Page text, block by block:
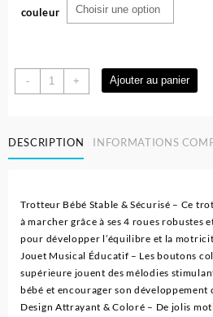
couleur
-
quantité
de
Tapis
d'eveil
+ Ajouter au panier
DESCRIPTION INFORMATIONS
Trotteur Bébé Stable & Sécurisé – Ce
à marcher grâce à ses 4 roues robustes
pour développer l’équilibre et la
Jouet Musical Éducatif – Les boutons
supérieure jouent des mélodies
bébé et encourager son développement
Design Attrayant & Coloré – De jolis